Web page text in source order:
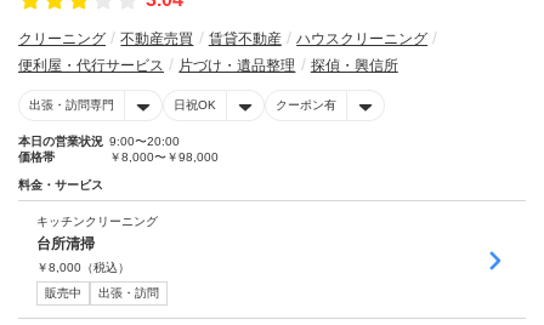
クリーニング 不動産売買 賃貸不動産
ハウスクリーニング
便利屋・代行サービス
片づけ・遺品整理 探偵・興信所
出張・訪問専門 日祝OK クーポン有
本日の営業状況 9:00〜20:00
価格帯
￥8,000〜￥98,000
料金・サービス
キッチンクリーニング
台所清掃
￥8,000 （税込）
販売中
出張・訪問